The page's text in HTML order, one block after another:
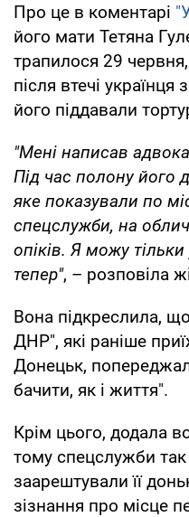
Про це в коментарі
його мати Тетяна
трапилося 29
після втечі
його піддавали
"Мені написав
Під час полону його
яке показували по
спецслужби, на
опіків. Я можу
тепер", – розповіла
Вона підкреслила,
ДНР", які раніше
Донецьк,
бачити, як і життя".
Крім цього, додала
тому спецслужби так
заарештували її
зізнання про місце